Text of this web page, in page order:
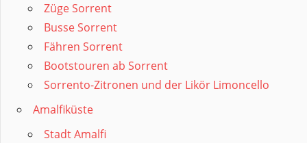
Züge Sorrent
Busse Sorrent
Fähren Sorrent
Bootstouren ab Sorrent
Sorrento-Zitronen und der Likör Limoncello
Amalfiküste
Stadt Amalfi